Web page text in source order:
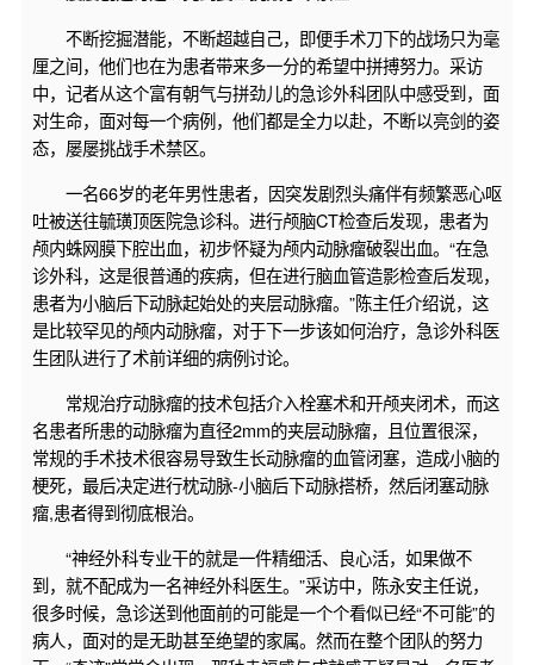
不断挖掘潜能，不断超越自己，即便手术刀下的战场只为毫
厘之间，他们也在为患者带来多一分的希望中拼搏努力。采访
中，记者从这个富有朝气与拼劲儿的急诊外科团队中感受到，面
对生命，面对每一个病例，他们都是全力以赴，不断以亮剑的姿
态，屡屡挑战手术禁区。
一名66岁的老年男性患者，因突发剧烈头痛伴有频繁恶心呕
吐被送往毓璜顶医院急诊科。进行颅脑CT检查后发现，患者为
颅内蛛网膜下腔出血，初步怀疑为颅内动脉瘤破裂出血。“在急
诊外科，这是很普通的疾病，但在进行脑血管造影检查后发现，
患者为小脑后下动脉起始处的夹层动脉瘤。”陈主任介绍说，这
是比较罕见的颅内动脉瘤，对于下一步该如何治疗，急诊外科医
生团队进行了术前详细的病例讨论。
常规治疗动脉瘤的技术包括介入栓塞术和开颅夹闭术，而这
名患者所患的动脉瘤为直径2mm的夹层动脉瘤，且位置很深，
常规的手术技术很容易导致生长动脉瘤的血管闭塞，造成小脑的
梗死，最后决定进行枕动脉-小脑后下动脉搭桥，然后闭塞动脉
瘤,患者得到彻底根治。
“神经外科专业干的就是一件精细活、良心活，如果做不
到，就不配成为一名神经外科医生。”采访中，陈永安主任说，
很多时候，急诊送到他面前的可能是一个个看似已经“不可能”的
病人，面对的是无助甚至绝望的家属。然而在整个团队的努力